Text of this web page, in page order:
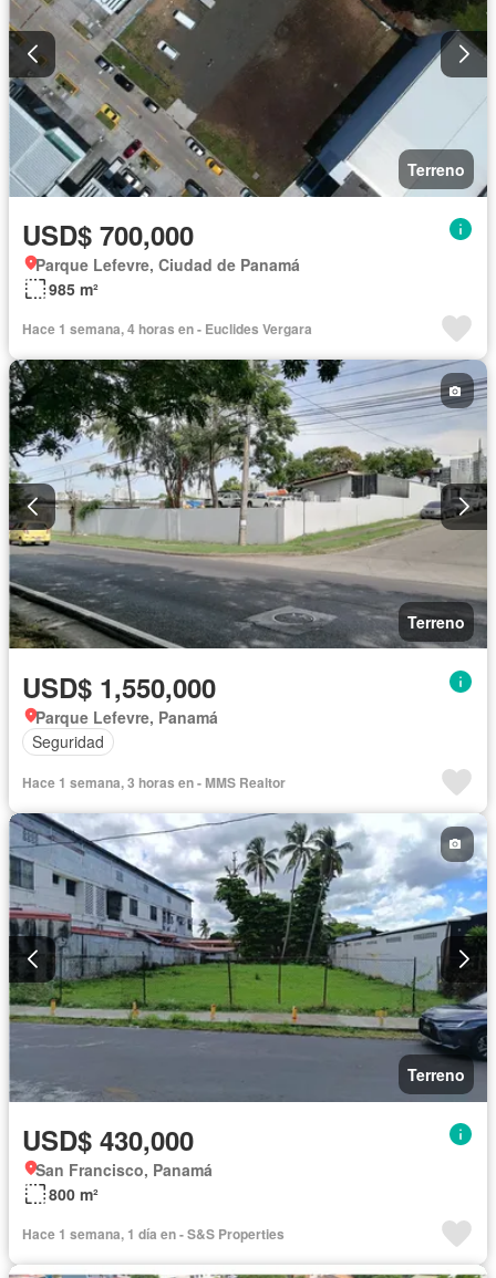
Terreno
USD$ 700,000
Parque Lefevre, Ciudad de Panamá
985 m²
Hace 1 semana, 4 horas en - Euclides Vergara
Terreno
USD$ 1,550,000
Parque Lefevre, Panamá
Seguridad
Hace 1 semana, 3 horas en - MMS Realtor
Terreno
USD$ 430,000
San Francisco, Panamá
800 m²
Hace 1 semana, 1 día en - S&S Properties